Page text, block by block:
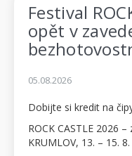
Festival
opět v
05.08.2026
Dobijte si kredit na
ROCK CASTLE 2026
KRUMLOV, 13. – 15.